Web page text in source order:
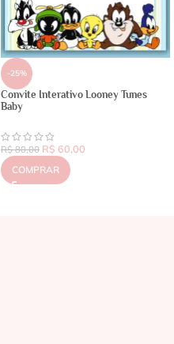
-25%
Convite Interativo Looney Tunes
Baby
R$80,00 R$ 60,00
COMPRAR